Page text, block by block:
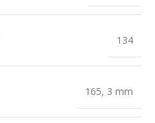
134
165, 3 mm